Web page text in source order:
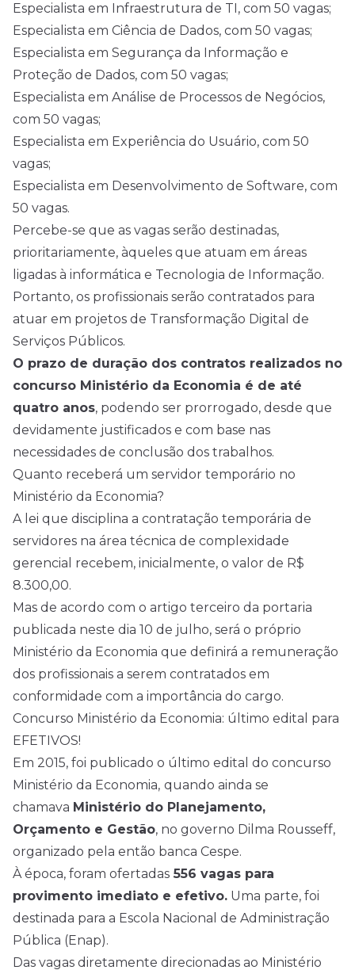
Especialista em Infraestrutura de TI, com 50 vagas;
Especialista em Ciência de Dados, com 50 vagas;
Especialista em Segurança da Informação e
Proteção de Dados, com 50 vagas;
Especialista em Análise de Processos de Negócios,
com 50 vagas;
Especialista em Experiência do Usuário, com 50
vagas;
Especialista em Desenvolvimento de Software, com
50 vagas.
Percebe-se que as vagas serão destinadas,
prioritariamente, àqueles que atuam em áreas
ligadas à informática e Tecnologia de Informação.
Portanto, os profissionais serão contratados para
atuar em projetos de Transformação Digital de
Serviços Públicos.
O prazo de duração dos contratos realizados no
concurso Ministério da Economia é de até
quatro anos, podendo ser prorrogado, desde que
devidamente justificados e com base nas
necessidades de conclusão dos trabalhos.
Quanto receberá um servidor temporário no
Ministério da Economia?
A lei que disciplina a contratação temporária de
servidores na área técnica de complexidade
gerencial recebem, inicialmente, o valor de R$
8.300,00.
Mas de acordo com o artigo terceiro da portaria
publicada neste dia 10 de julho, será o próprio
Ministério da Economia que definirá a remuneração
dos profissionais a serem contratados em
conformidade com a importância do cargo.
Concurso Ministério da Economia: último edital para
EFETIVOS!
Em 2015, foi publicado o último edital do concurso
Ministério da Economia, quando ainda se
chamava Ministério do Planejamento,
Orçamento e Gestão, no governo Dilma Rousseff,
organizado pela então banca Cespe.
À época, foram ofertadas 556 vagas para
provimento imediato e efetivo. Uma parte, foi
destinada para a Escola Nacional de Administração
Pública (Enap).
Das vagas diretamente direcionadas ao Ministério